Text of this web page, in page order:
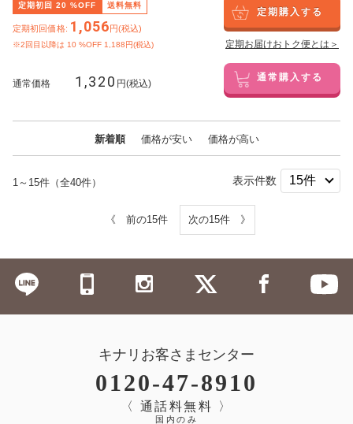
定期初回 20 %OFF 送料無料
定期初回価格: 1,056円(税込)
※2回目以降は 10 %OFF 1,188円(税込)
定期購入する
定期お届けおトク便とは＞
通常価格 1,320 円(税込) 通常購入する
新着順 価格が安い 価格が高い
1～15件（全40件） 表示件数
《 前の15件 次の15件 》
キナリお客さまセンター
0120-47-8910
〈 通話料無料 〉
国内のみ